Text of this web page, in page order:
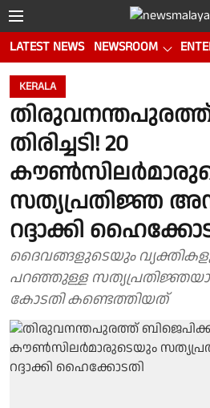
LATEST NEWS NEWSROOM
KERALA
തിരുവനന്തപുരത്ത്
തിരിച്ചടി! 20
സത്യപ്രതിജ്ഞ
റദ്ദാക്കി
ദൈവങ്ങളുടെയും
പറഞ്ഞുള്ള
കോടതി കണ്ടെത്തിയത്